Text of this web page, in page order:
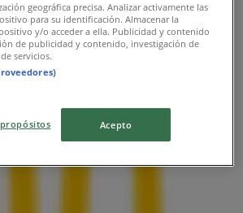
geográfica precisa. Analizar activamente las
para su identificación. Almacenar la
y/o acceder a ella. Publicidad y contenido
de publicidad y contenido, investigación de
servicios.
Acepto